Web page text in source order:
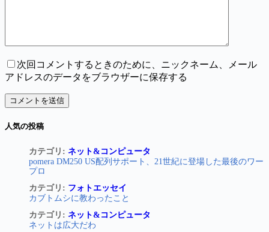
次回コメントするときのために、ニックネーム、メール
アドレスのデータをブラウザーに保存する
コメントを送信
人気の投稿
pomera DM250 US配列サポート、21世紀に登場した最後のワー
プロ
カテゴリ: ネット&コンピュータ
カブトムシに教わったこと
カテゴリ: フォトエッセイ
ネットは広大だわ
カテゴリ: ネット&コンピュータ